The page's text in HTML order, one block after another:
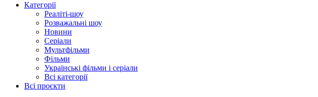
Категорії
Реаліті-шоу
Розважальні шоу
Новини
Серіали
Мультфільми
Фільми
Українські фільми і серіали
Всі категорії
Всі проєкти